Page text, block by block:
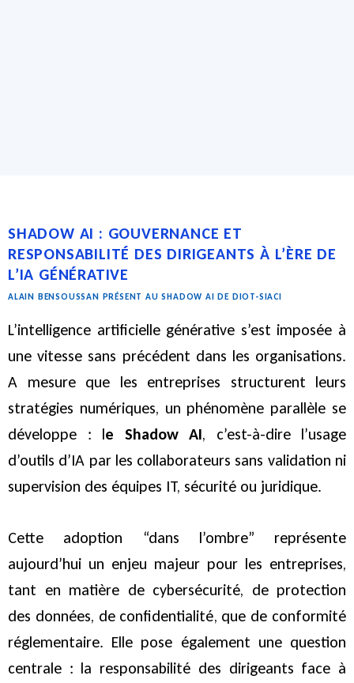
SHADOW AI : GOUVERNANCE ET
RESPONSABILITÉ DES DIRIGEANTS À L’ÈRE DE
L’IA GÉNÉRATIVE
ALAIN BENSOUSSAN PRÉSENT AU SHADOW AI DE DIOT-SIACI
L’intelligence artificielle générative s’est imposée à
une vitesse sans précédent dans les organisations.
A mesure que les entreprises structurent leurs
stratégies numériques, un phénomène parallèle se
développe : le Shadow AI, c’est-à-dire l’usage
d’outils d’IA par les collaborateurs sans validation ni
supervision des équipes IT, sécurité ou juridique.
Cette adoption “dans l’ombre” représente
aujourd’hui un enjeu majeur pour les entreprises,
tant en matière de cybersécurité, de protection
des données, de confidentialité, que de conformité
réglementaire. Elle pose également une question
centrale : la responsabilité des dirigeants face à